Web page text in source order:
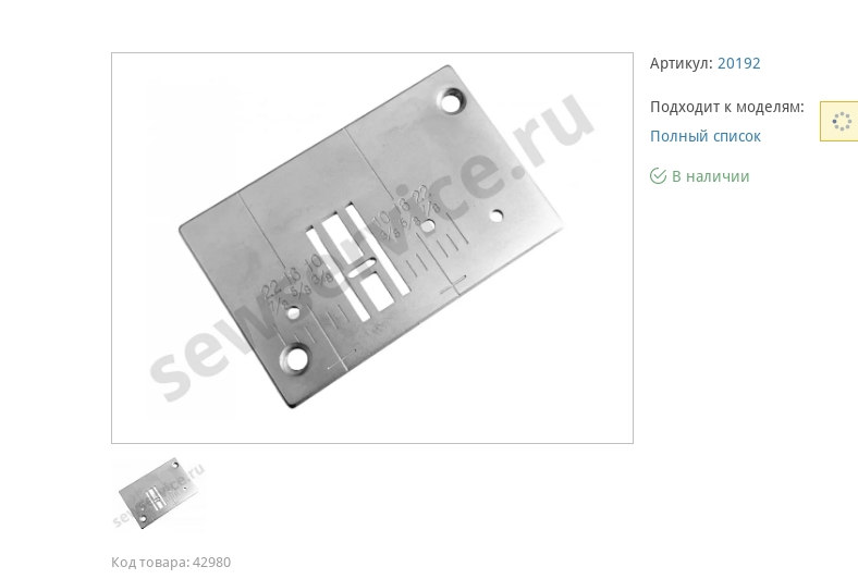
Код товара: 42980
Артикул: 20192
Подходит к моделям:
Полный список
В наличии